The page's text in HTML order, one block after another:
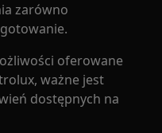
zarówno
oferowane
ważne jest
dostępnych na